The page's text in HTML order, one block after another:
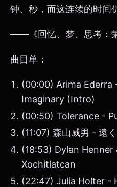
钟、秒，而这连续的时间
——《回忆、梦、思考：
曲目单：
(00:00) Arima
Imaginary (Intro)
(00:50) Tolerance -
(11:07) 森山威男 - 遠
(18:53) Dylan
Xochitlatcan
(22:47) Julia Holter -